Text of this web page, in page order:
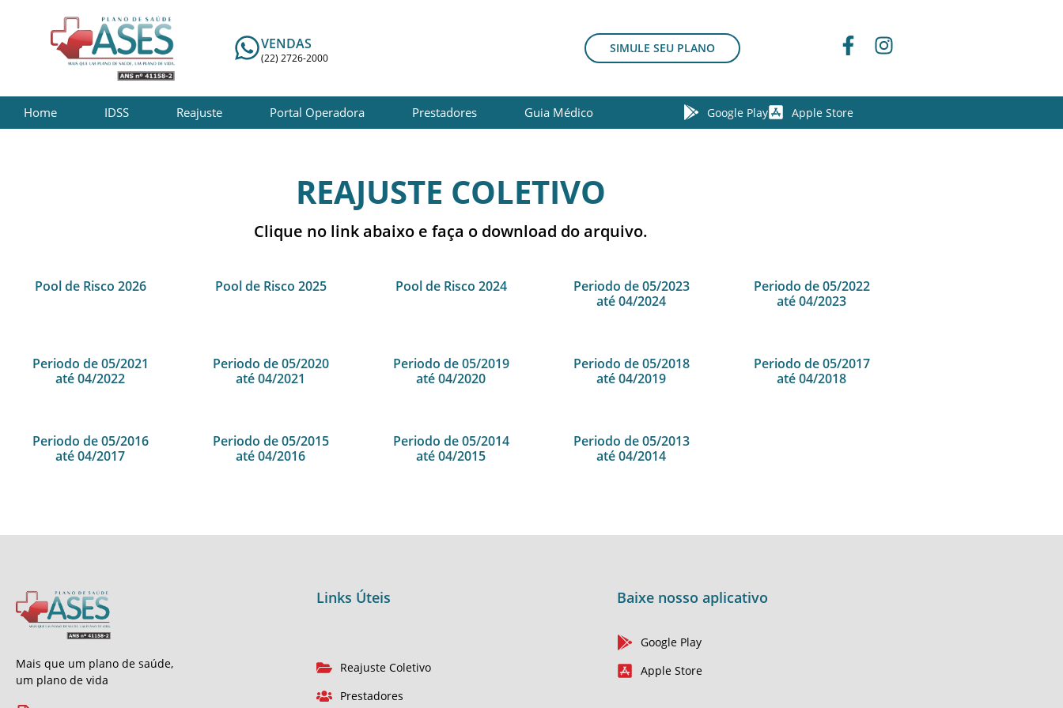
VENDAS
(22) 2726-2000
SIMULE SEU PLANO
Home IDSS Reajuste Portal Operadora Prestadores Guia Médico Google Play Apple Store
REAJUSTE COLETIVO
Clique no link abaixo e faça o download do arquivo.
Pool de Risco 2026 Pool de Risco 2025 Pool de Risco 2024
Periodo de 05/2023
até 04/2024
Periodo de 05/2022
até 04/2023
Periodo de 05/2021
até 04/2022
Periodo de 05/2020
até 04/2021
Periodo de 05/2019
até 04/2020
Periodo de 05/2018
até 04/2019
Periodo de 05/2017
até 04/2018
Periodo de 05/2016
até 04/2017
Periodo de 05/2015
até 04/2016
Periodo de 05/2014
até 04/2015
Periodo de 05/2013
até 04/2014
Mais que um plano de saúde,
um plano de vida
Links Úteis
Reajuste Coletivo
Prestadores
Baixe nosso aplicativo
Google Play
Apple Store